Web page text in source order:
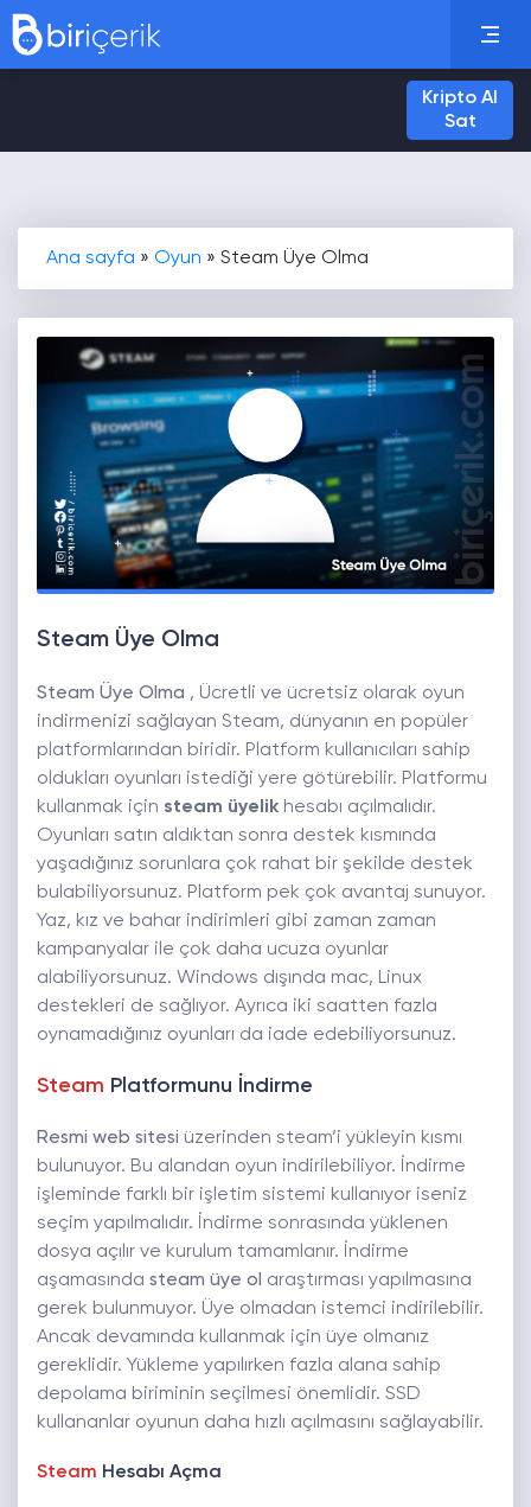
Kripto Al
Sat
Ana sayfa » Oyun » Steam Üye Olma
Steam Üye Olma
Steam Üye Olma , Ücretli ve ücretsiz olarak oyun
indirmenizi sağlayan Steam, dünyanın en popüler
platformlarından biridir. Platform kullanıcıları sahip
oldukları oyunları istediği yere götürebilir. Platformu
kullanmak için steam üyelik hesabı açılmalıdır.
Oyunları satın aldıktan sonra destek kısmında
yaşadığınız sorunlara çok rahat bir şekilde destek
bulabiliyorsunuz. Platform pek çok avantaj sunuyor.
Yaz, kız ve bahar indirimleri gibi zaman zaman
kampanyalar ile çok daha ucuza oyunlar
alabiliyorsunuz. Windows dışında mac, Linux
destekleri de sağlıyor. Ayrıca iki saatten fazla
oynamadığınız oyunları da iade edebiliyorsunuz.
Steam Platformunu İndirme
Resmi web sitesi üzerinden steam’i yükleyin kısmı
bulunuyor. Bu alandan oyun indirilebiliyor. İndirme
işleminde farklı bir işletim sistemi kullanıyor iseniz
seçim yapılmalıdır. İndirme sonrasında yüklenen
dosya açılır ve kurulum tamamlanır. İndirme
aşamasında steam üye ol araştırması yapılmasına
gerek bulunmuyor. Üye olmadan istemci indirilebilir.
Ancak devamında kullanmak için üye olmanız
gereklidir. Yükleme yapılırken fazla alana sahip
depolama biriminin seçilmesi önemlidir. SSD
kullananlar oyunun daha hızlı açılmasını sağlayabilir.
Steam Hesabı Açma